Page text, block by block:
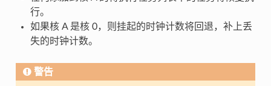
行。
如果核 A 是核 0，则挂起的时钟计数将回退，补上丢
失的时钟计数。
警告